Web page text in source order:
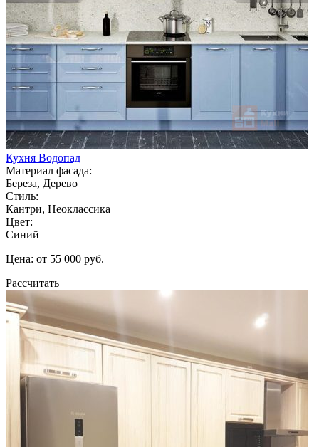
Кухня Водопад
Материал фасада:
Береза, Дерево
Стиль:
Кантри, Неоклассика
Цвет:
Синий
Цена: от 55 000 руб.
Рассчитать